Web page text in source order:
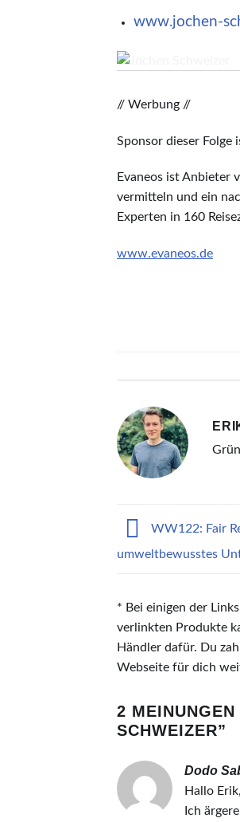
www.jochen-
// Werbung //
Sponsor dieser Folge
Evaneos ist Anbieter
vermitteln und ein
Experten in 160
www.evaneos.de
WW122: Fair
umweltbewusstes
* Bei einigen der
verlinkten Produkte
Händler dafür. Du
Webseite für dich
2 MEINUNGEN
SCHWEIZER”
Dodo
Hallo Erik,
Ich